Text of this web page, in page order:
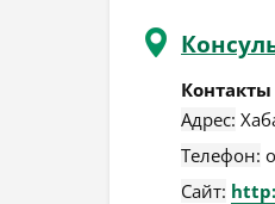
Адрес:
Телефон:
Сайт: